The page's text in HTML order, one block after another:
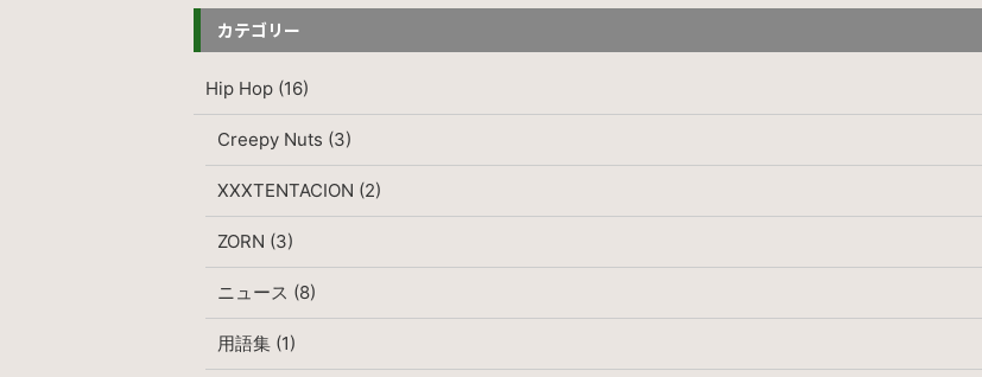
カテゴリー
Hip Hop (16)
Creepy Nuts (3)
XXXTENTACION (2)
ZORN (3)
ニュース (8)
用語集 (1)